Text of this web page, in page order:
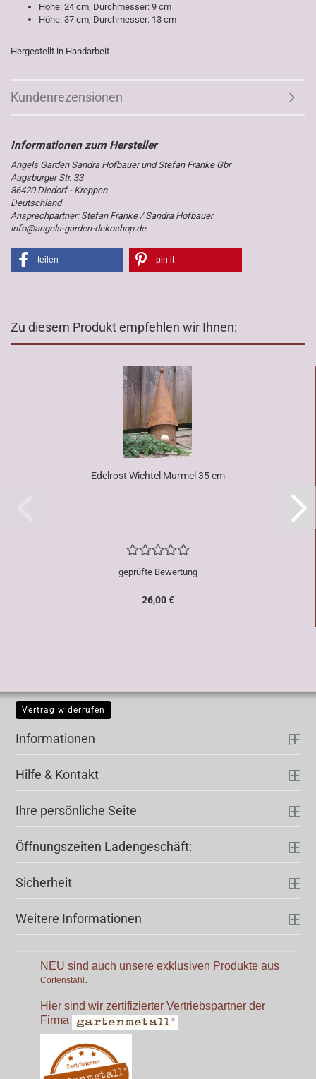
Höhe: 24 cm, Durchmesser: 9 cm
Höhe: 37 cm, Durchmesser: 13 cm
Hergestellt in Handarbeit
Kundenrezensionen
Angels Garden Sandra Hofbauer und Stefan Franke Gbr
Augsburger Str. 33
86420 Diedorf - Kreppen
Deutschland
Ansprechpartner: Stefan Franke / Sandra Hofbauer
info@angels-garden-dekoshop.de
teilen pin it
Zu diesem Produkt empfehlen wir Ihnen:
Edelrost Wichtel Murmel 35 cm
geprüfte Bewertung
26,00 €
Vertrag widerrufen
Informationen
Hilfe & Kontakt
Ihre persönliche Seite
Öffnungszeiten Ladengeschäft:
Sicherheit
Weitere Informationen
NEU sind auch unsere exklusiven Produkte aus
Cortenstahl.
Hier sind wir zertifizierter Vertriebspartner der
Firma